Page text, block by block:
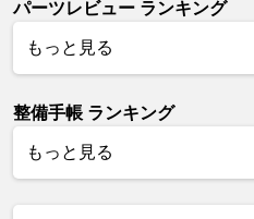
パーツレビュー ランキング
もっと見る
整備手帳 ランキング
もっと見る